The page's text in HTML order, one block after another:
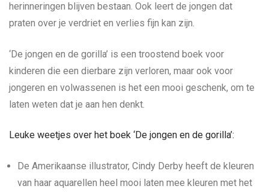
herinneringen blijven bestaan. Ook leert de jongen dat
praten over je verdriet en verlies fijn kan zijn.
‘De jongen en de gorilla’ is een troostend boek voor
kinderen die een dierbare zijn verloren, maar ook voor
jongeren en volwassenen is het een mooi geschenk, om te
laten weten dat je aan hen denkt.
Leuke weetjes over het boek ‘De jongen en de gorilla’:
De Amerikaanse illustrator, Cindy Derby heeft de kleuren
van haar aquarellen heel mooi laten mee kleuren met het